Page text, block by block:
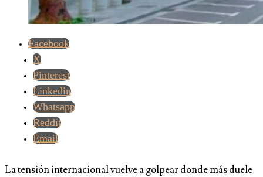
Facebook
X
Pinterest
Linkedin
Whatsapp
Reddit
Email
La tensión internacional vuelve a golpear donde más duele